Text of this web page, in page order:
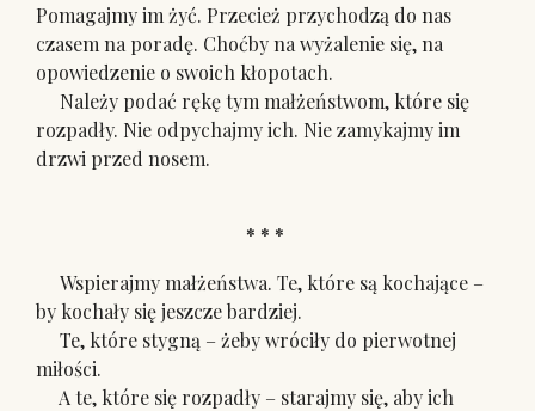
Pomagajmy im żyć. Przecież przychodzą do nas
czasem na poradę. Choćby na wyżalenie się, na
opowiedzenie o swoich kłopotach.
Należy podać rękę tym małżeństwom, które się
rozpadły. Nie odpychajmy ich. Nie zamykajmy im
drzwi przed nosem.
* * *
Wspierajmy małżeństwa. Te, które są kochające –
by kochały się jeszcze bardziej.
Te, które stygną – żeby wróciły do pierwotnej
miłości.
A te, które się rozpadły – starajmy się, aby ich